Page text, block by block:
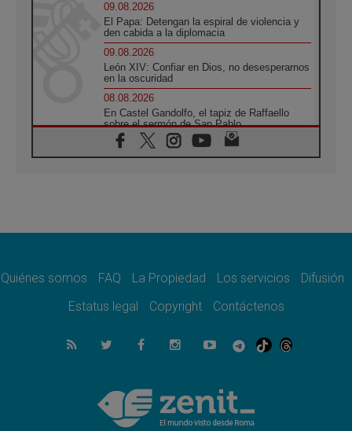
09.08.2026
El Papa: Detengan la espiral de violencia y
den cabida a la diplomacia
09.08.2026
León XIV: Confiar en Dios, no desesperarnos
en la oscuridad
08.08.2026
En Castel Gandolfo, el tapiz de Raffaello
sobre el sermón de San Pablo
08.08.2026
En Colombia, «la paz no se compra con una
08.08.2026
08.08.2026
del Buen Consejo de Genazzano
Filipinas: el Vicariato Apostólico de Calapán
se convierte en diócesis
Honduras: Los desplazados invisibles de una
crisis olvidada
Quiénes somos FAQ La Propiedad Los servicios
Difusión
Estatus legal
Copyright Contáctenos